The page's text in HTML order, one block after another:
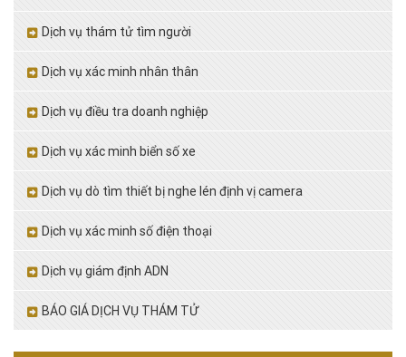
Dịch vụ thám tử tìm người
Dịch vụ xác minh nhân thân
Dịch vụ điều tra doanh nghiệp
Dịch vụ xác minh biển số xe
Dịch vụ dò tìm thiết bị nghe lén định vị camera
Dịch vụ xác minh số điện thoại
Dịch vụ giám định ADN
BÁO GIÁ DỊCH VỤ THÁM TỬ